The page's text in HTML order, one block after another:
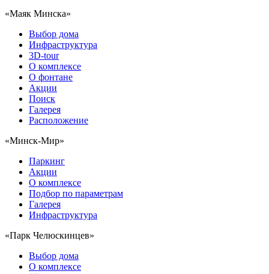
«Маяк Минска»
Выбор дома
Инфраструктура
3D-tour
О комплексе
О фонтане
Акции
Поиск
Галерея
Расположение
«Минск-Мир»
Паркинг
Акции
О комплексе
Подбор по параметрам
Галерея
Инфраструктура
«Парк Челюскинцев»
Выбор дома
О комплексе